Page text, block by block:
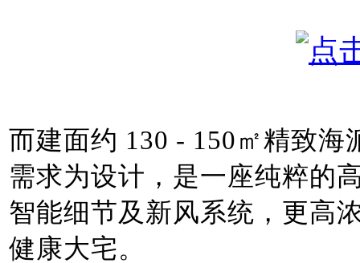
而建面约 130 - 150㎡精致
需求为设计，是一座纯粹的
智能细节及新风系统，更高
健康大宅。